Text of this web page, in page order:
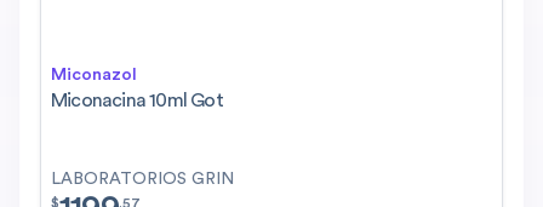
Miconazol
Miconacina 10ml Got
LABORATORIOS GRIN
$ .57